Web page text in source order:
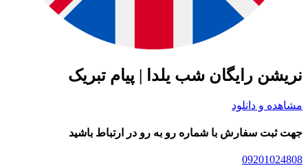
رایگان شب یلدا | پیام تبریک
و دانلود
ثبت سفارش با شماره رو به رو در ارتباط باشید